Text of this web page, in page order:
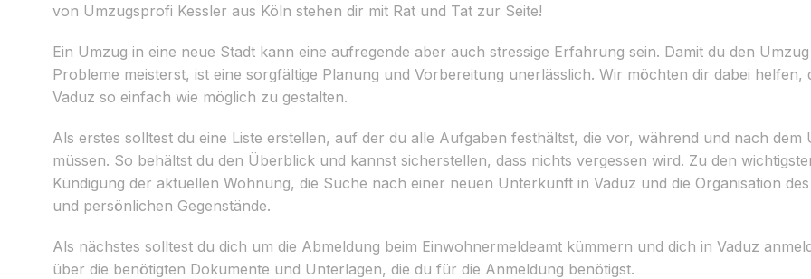
von Umzugsprofi Kessler aus Köln stehen dir mit Rat und Tat zur Seite!
Ein Umzug in eine neue Stadt kann eine aufregende aber auch stressige Erfahrung sein. Damit du den
Probleme meisterst, ist eine sorgfältige Planung und Vorbereitung unerlässlich. Wir möchten dir dabei
Vaduz so einfach wie möglich zu gestalten.
Als erstes solltest du eine Liste erstellen, auf der du alle Aufgaben festhältst, die vor, während und nach dem
müssen. So behältst du den Überblick und kannst sicherstellen, dass nichts vergessen wird. Zu den
Kündigung der aktuellen Wohnung, die Suche nach einer neuen Unterkunft in Vaduz und die Organisation
und persönlichen Gegenstände.
Als nächstes solltest du dich um die Abmeldung beim Einwohnermeldeamt kümmern und dich in Vaduz
über die benötigten Dokumente und Unterlagen, die du für die Anmeldung benötigst.